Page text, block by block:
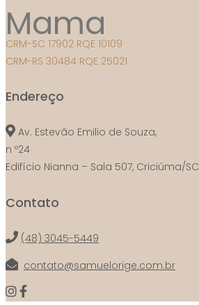
Mama
CRM-SC 17902 RQE 10109
CRM-RS 30484 RQE 25021
Endereço
Av. Estevão Emilio de Souza,
n º24
Edifício Nianna – Sala 507, Criciúma/SC
Contato
(48) 3045-5449
contato@samuelorige.com.br